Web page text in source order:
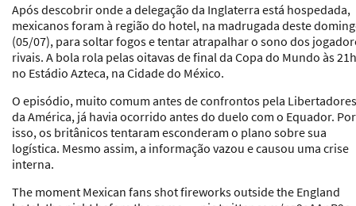
Após descobrir onde a delegação da Inglaterra está hospedada,
mexicanos foram à região do hotel, na madrugada deste
(05/07), para soltar fogos e tentar atrapalhar o sono dos
rivais. A bola rola pelas oitavas de final da Copa do Mundo às
no Estádio Azteca, na Cidade do México.
O episódio, muito comum antes de confrontos pela Libertadores
da América, já havia ocorrido antes do duelo com o Equador. Por
isso, os britânicos tentaram esconderam o plano sobre sua
logística. Mesmo assim, a informação vazou e causou uma crise
interna.
The moment Mexican fans shot fireworks outside the England